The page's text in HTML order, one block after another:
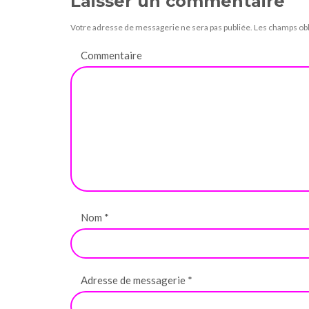
Votre adresse de messagerie ne sera pas publiée. Les champs
Commentaire
Nom *
Adresse de messagerie *